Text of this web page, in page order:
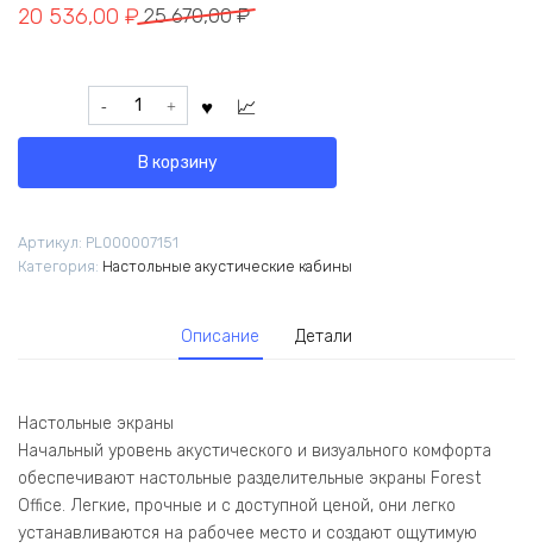
25 670,00₽
Первоначальная
составляла
670,00 ₽.
20 536,00 ₽
Текущая
536,00 ₽.
Количество
товара
парусом
и
(11
Незабудка)
В корзину
Артикул: PL000007151
Категория: Настольные акустические кабины
Описание Детали
Настольные экраны
Начальный уровень акустического и визуального комфорта
обеспечивают настольные разделительные экраны Forest
Office. Легкие, прочные и с доступной ценой, они легко
устанавливаются на рабочее место и создают ощутимую